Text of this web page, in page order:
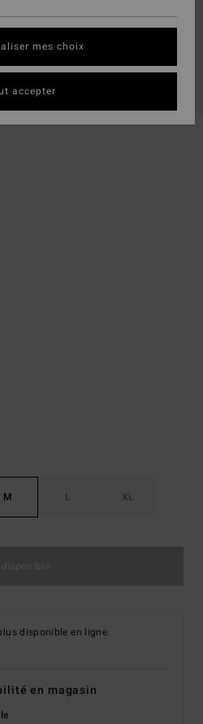
M L XL
disponible en ligne.
en magasin
mes choix
accepter